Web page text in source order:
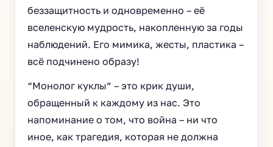
беззащитность и одновременно – её
вселенскую мудрость, накопленную за годы
наблюдений. Его мимика, жесты, пластика –
всё подчинено образу!
“Монолог куклы” – это крик души,
обращенный к каждому из нас. Это
напоминание о том, что война – ни что
иное, как трагедия, которая не должна